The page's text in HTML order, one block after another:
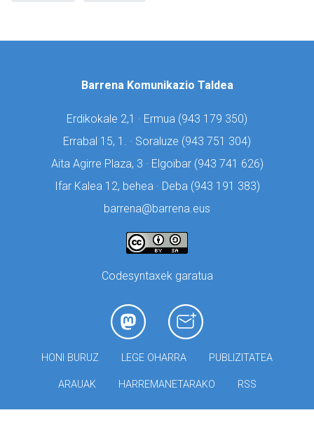
Barrena Komunikazio Taldea
Erdikokale 2,1 · Ermua (943 179 350)
Errabal 15, 1. · Soraluze (943 751 304)
Aita Agirre Plaza, 3 · Elgoibar (943 741 626)
Ifar Kalea 12, behea · Deba (943 191 383)
barrena@barrena.eus
Codesyntaxek garatua
HONI BURUZ LEGE OHARRA PUBLIZITATEA
ARAUAK HARREMANETARAKO RSS